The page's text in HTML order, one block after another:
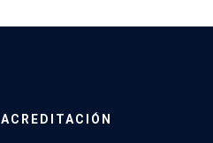
ACREDITACIÓN